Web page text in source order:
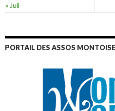
« Juil
PORTAIL DES ASSOS